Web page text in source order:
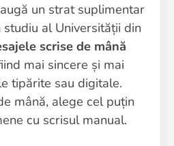
un strat suplimentar
al Universității din
scrise de mână
mai sincere și mai
tipărite sau digitale.
mână, alege cel puțin
cu scrisul manual.